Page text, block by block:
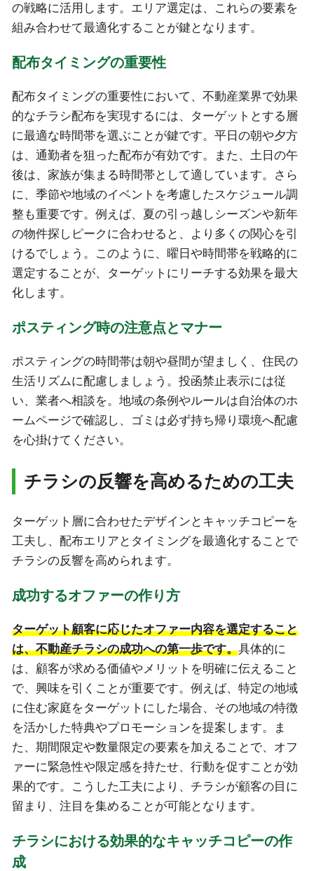
の戦略に活用します。エリア選定は、これらの要素を
組み合わせて最適化することが鍵となります。
配布タイミングの重要性
配布タイミングの重要性において、不動産業界で効果
的なチラシ配布を実現するには、ターゲットとする層
に最適な時間帯を選ぶことが鍵です。平日の朝や夕方
は、通勤者を狙った配布が有効です。また、土日の午
後は、家族が集まる時間帯として適しています。さら
に、季節や地域のイベントを考慮したスケジュール調
整も重要です。例えば、夏の引っ越しシーズンや新年
の物件探しピークに合わせると、より多くの関心を引
けるでしょう。このように、曜日や時間帯を戦略的に
選定することが、ターゲットにリーチする効果を最大
化します。
ポスティング時の注意点とマナー
ポスティングの時間帯は朝や昼間が望ましく、住民の
生活リズムに配慮しましょう。投函禁止表示には従
い、業者へ相談を。地域の条例やルールは自治体のホ
ームページで確認し、ゴミは必ず持ち帰り環境へ配慮
を心掛けてください。
チラシの反響を高めるための工夫
ターゲット層に合わせたデザインとキャッチコピーを
工夫し、配布エリアとタイミングを最適化することで
チラシの反響を高められます。
成功するオファーの作り方
ターゲット顧客に応じたオファー内容を選定すること
は、不動産チラシの成功への第一歩です。具体的に
は、顧客が求める価値やメリットを明確に伝えること
で、興味を引くことが重要です。例えば、特定の地域
に住む家庭をターゲットにした場合、その地域の特徴
を活かした特典やプロモーションを提案します。ま
た、期間限定や数量限定の要素を加えることで、オフ
ァーに緊急性や限定感を持たせ、行動を促すことが効
果的です。こうした工夫により、チラシが顧客の目に
留まり、注目を集めることが可能となります。
チラシにおける効果的なキャッチコピーの作
成